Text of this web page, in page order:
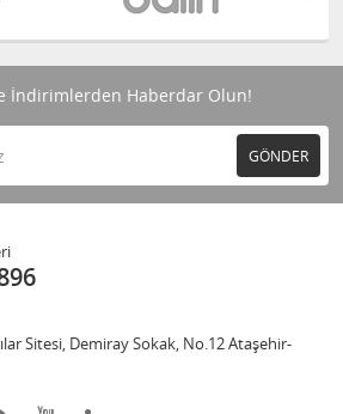
İndirimlerden Haberdar Olun!
GÖNDER
Sitesi, Demiray Sokak, No.12 Ataşehir-